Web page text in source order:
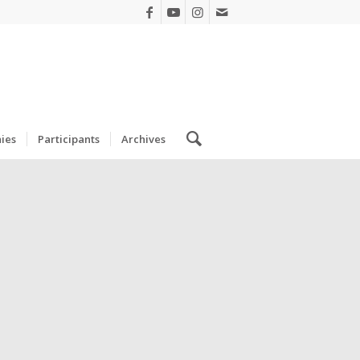
Participants Archives